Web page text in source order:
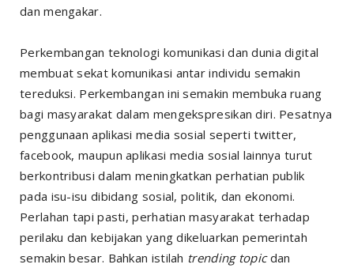
dan mengakar.
Perkembangan teknologi komunikasi dan dunia digital
membuat sekat komunikasi antar individu semakin
tereduksi. Perkembangan ini semakin membuka ruang
bagi masyarakat dalam mengekspresikan diri. Pesatnya
penggunaan aplikasi media sosial seperti twitter,
facebook, maupun aplikasi media sosial lainnya turut
berkontribusi dalam meningkatkan perhatian publik
pada isu-isu dibidang sosial, politik, dan ekonomi.
Perlahan tapi pasti, perhatian masyarakat terhadap
perilaku dan kebijakan yang dikeluarkan pemerintah
semakin besar. Bahkan istilah trending topicdan